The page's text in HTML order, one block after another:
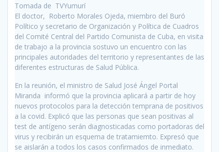
Tomada de TVYumurí
El doctor, Roberto Morales Ojeda, miembro del Buró
Político y secretario de Organización y Política de Cuadros
del Comité Central del Partido Comunista de Cuba, en visita
de trabajo a la provincia sostuvo un encuentro con las
principales autoridades del territorio y representantes de las
diferentes estructuras de Salud Pública.
En la reunión, el ministro de Salud José Ángel Portal
Miranda informó que la provincia aplicará a partir de hoy
nuevos protocolos para la detección temprana de positivos
a la covid. Explicó que las personas que sean positivas al
test de antígeno serán diagnosticadas como portadoras del
virus y recibirán un esquema de tratamiemto. Expresó que
se aislarán a todos los casos confirmados de inmediato.